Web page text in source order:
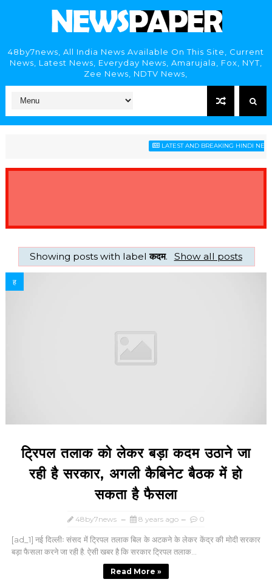
48by7news, All India News Available On This Site, Current
News, Latest News, Everyday News, Amarujala, Fox, NYT,
Zee News, NDTV News,
LATEST AND BREAKING HINDI NEWS
Showing posts with labelकदम. Show all posts
ह
ट्रिपल तलाक को लेकर बड़ा कदम उठाने जा
रही है सरकार, अगली कैबिनेट बैठक में हो
सकता है फैसला
48by7news 8 years ago 0
[ad_1] नई दिल्लीः संसद में ट्रिपल तलाक बिल के अटकने के लेकर केंद्र की मोदी सरकार
बड़ा फैसला करने जा रही है. ऐसी खबर है कि सरकार ट्रिपल तलाक...
Read More »